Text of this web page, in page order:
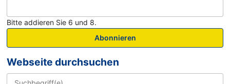
Bitte addieren Sie 6 und 8.
Abonnieren
Webseite durchsuchen